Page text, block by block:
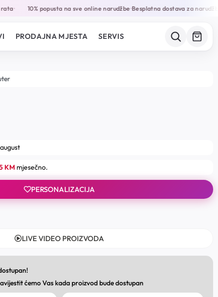
• 10% popusta na sve online narudžbe•Besplatna dostava za narudžbe
PRODAJNA MJESTA SERVIS
KM mjesečno.
PERSONALIZACIJA
LIVE VIDEO PROIZVODA
ćemo Vas kada proizvod bude dostupan